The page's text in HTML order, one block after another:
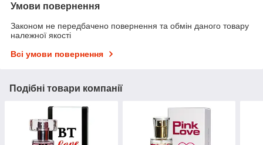
Умови повернення
Законом не передбачено повернення та обмін даного товару
належної якості
Всі умови повернення
Подібні товари компанії